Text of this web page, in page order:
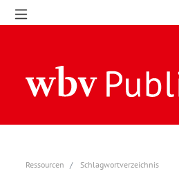
Ressourcen Schlagwortverzeichnis